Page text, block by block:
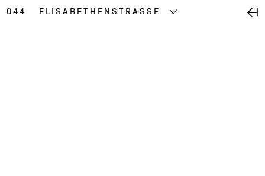
044 ELISABETHENSTRASSE